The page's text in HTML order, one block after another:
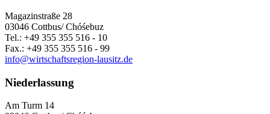
Magazinstraße 28
03046 Cottbus/ Chóśebuz
Tel.: +49 355 355 516 - 10
Fax.: +49 355 355 516 - 99
info@wirtschaftsregion-lausitz.de
Niederlassung
Am Turm 14